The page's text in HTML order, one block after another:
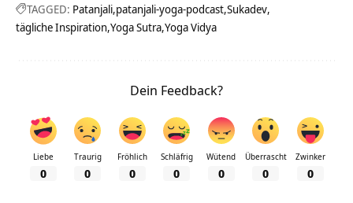
TAGGED: Patanjali patanjali-yoga-podcast Sukadev
tägliche Inspiration Yoga Sutra Yoga Vidya
Dein Feedback?
Liebe
0
Traurig
0
Fröhlich
0
Schläfrig
0
Wütend
0
Überrascht
0
Zwinker
0